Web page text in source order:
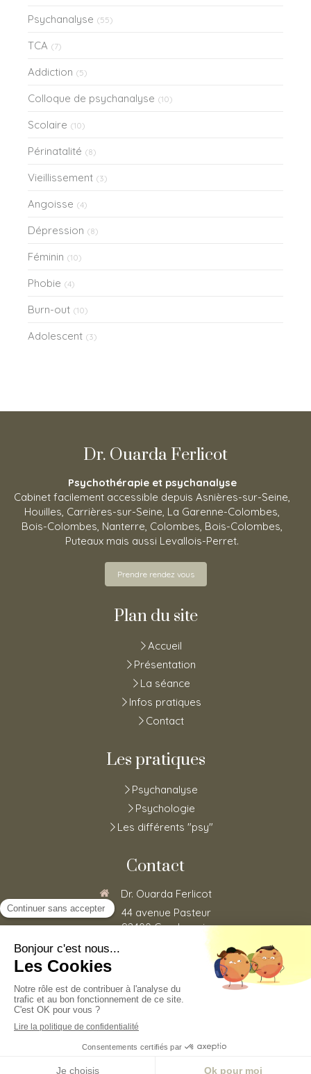
Psychanalyse (55)
TCA (7)
Addiction (5)
Colloque de psychanalyse (10)
Scolaire (10)
Périnatalité (8)
Vieillissement (3)
Angoisse (4)
Dépression (8)
Féminin (10)
Phobie (4)
Burn-out (10)
Adolescent (3)
Dr. Ouarda Ferlicot
Psychothérapie et psychanalyse
Cabinet facilement accessible depuis Asnières-sur-Seine,
Houilles, Carrières-sur-Seine, La Garenne-Colombes,
Bois-Colombes, Nanterre, Colombes, Bois-Colombes,
Puteaux mais aussi Levallois-Perret.
Prendre rendez vous
Plan du site
Accueil
Présentation
La séance
Infos pratiques
Contact
Les pratiques
Psychanalyse
Psychologie
Les différents "psy"
Contact
Dr. Ouarda Ferlicot
44 avenue Pasteur
92400 Courbevoie
DuLundiau 8h30à20h
©2020 Ouarda Ferlicot - Psychothérapie
Prendre rendez-vous en ligne